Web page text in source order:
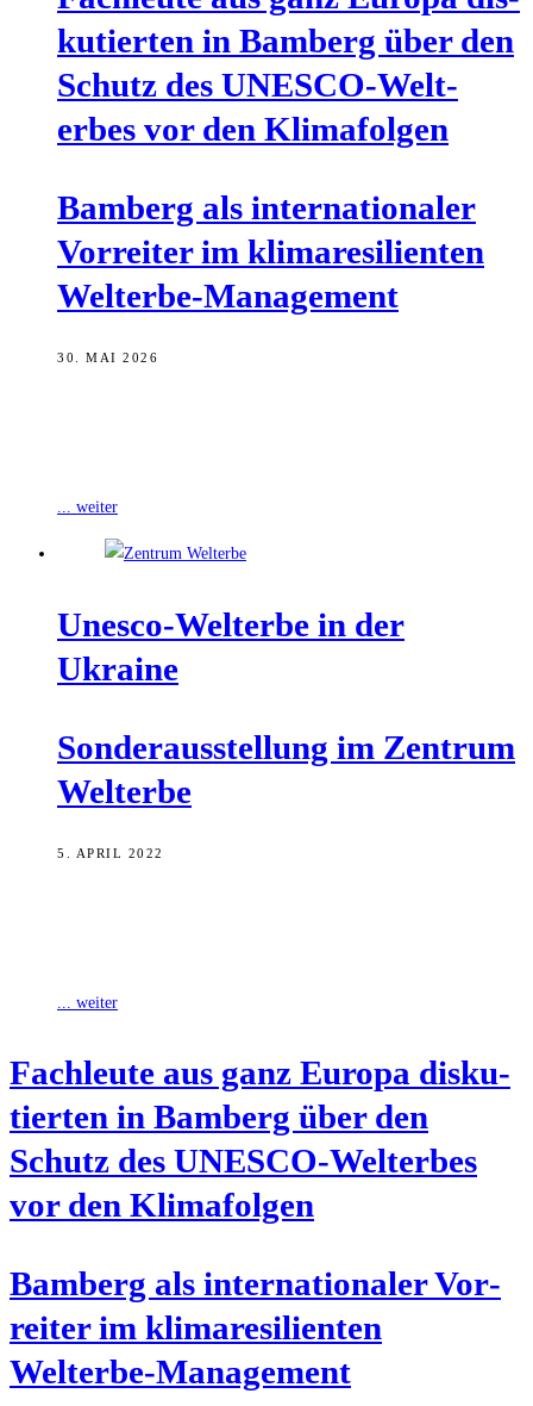
ku­tier­ten in Bam­berg über den
Schutz des UNESCO-Welt­
erbes vor den Klimafolgen
Bam­berg als inter­na­tio­na­ler
Vor­rei­ter im kli­ma­re­si­li­en­ten
Welterbe-Management
30. MAI 2026
... weiter
Unesco-Welt­erbe in der
Ukraine
Son­der­aus­stel­lung im Zen­trum
Welterbe
5. APRIL 2022
... weiter
Fach­leu­te aus ganz Euro­pa dis­ku­
tier­ten in Bam­berg über den
Schutz des UNESCO-Welt­erbes
vor den Klimafolgen
Bam­berg als inter­na­tio­na­ler Vor­
rei­ter im kli­ma­re­si­li­en­ten
Welterbe-Management